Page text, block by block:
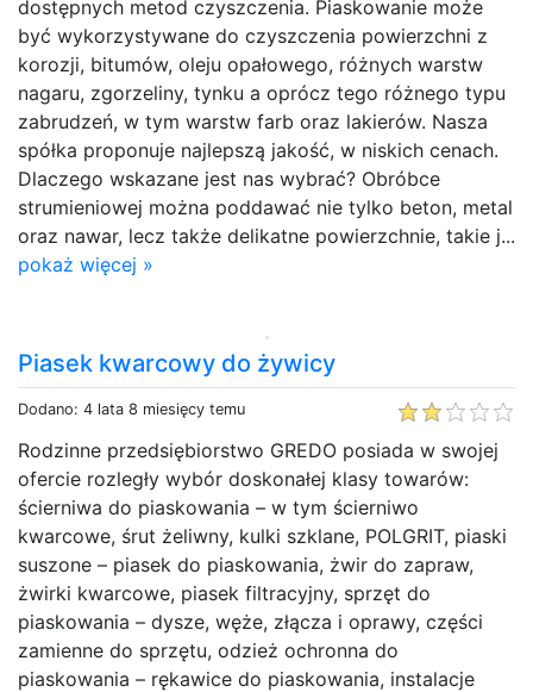
dostępnych metod czyszczenia. Piaskowanie może
być wykorzystywane do czyszczenia powierzchni z
korozji, bitumów, oleju opałowego, różnych warstw
nagaru, zgorzeliny, tynku a oprócz tego różnego typu
zabrudzeń, w tym warstw farb oraz lakierów. Nasza
spółka proponuje najlepszą jakość, w niskich cenach.
Dlaczego wskazane jest nas wybrać? Obróbce
strumieniowej można poddawać nie tylko beton, metal
oraz nawar, lecz także delikatne powierzchnie, takie j...
pokaż więcej »
Piasek kwarcowy do żywicy
Dodano: 4 lata 8 miesięcy temu
Rodzinne przedsiębiorstwo GREDO posiada w swojej
ofercie rozległy wybór doskonałej klasy towarów:
ścierniwa do piaskowania – w tym ścierniwo
kwarcowe, śrut żeliwny, kulki szklane, POLGRIT, piaski
suszone – piasek do piaskowania, żwir do zapraw,
żwirki kwarcowe, piasek filtracyjny, sprzęt do
piaskowania – dysze, węże, złącza i oprawy, części
zamienne do sprzętu, odzież ochronna do
piaskowania – rękawice do piaskowania, instalacje